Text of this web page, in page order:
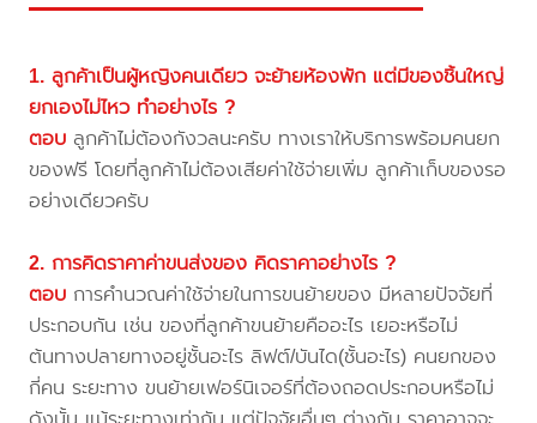
1. ลูกค้าเป็นผู้หญิงคนเดียว จะย้ายห้องพัก แต่มีของชิ้นใหญ่
ยกเองไม่ไหว ทำอย่างไร ?
ตอบ ลูกค้าไม่ต้องกังวลนะครับ ทางเราให้บริการพร้อมคนยก
ของฟรี โดยที่ลูกค้าไม่ต้องเสียค่าใช้จ่ายเพิ่ม ลูกค้าเก็บของรอ
อย่างเดียวครับ
2. การคิดราคาค่าขนส่งของ คิดราคาอย่างไร ?
ตอบ การคำนวณค่าใช้จ่ายในการขนย้ายของ มีหลายปัจจัยที่
ประกอบกัน เช่น ของที่ลูกค้าขนย้ายคืออะไร เยอะหรือไม่
ต้นทางปลายทางอยู่ชั้นอะไร ลิฟต์/บันได(ชั้นอะไร) คนยกของ
กี่คน ระยะทาง ขนย้ายเฟอร์นิเจอร์ที่ต้องถอดประกอบหรือไม่